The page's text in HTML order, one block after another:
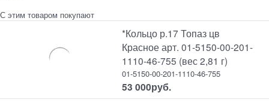
С этим товаром покупают
*Кольцо р.17 Топаз цв
Красное арт. 01-5150-00-201-
1110-46-755 (вес 2,81 г)
01-5150-00-201-1110-46-755
53 000руб.